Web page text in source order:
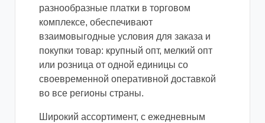
разнообразные платки в торговом
комплексе, обеспечивают
взаимовыгодные условия для заказа и
покупки товар: крупный опт, мелкий опт
или розница от одной единицы со
своевременной оперативной доставкой
во все регионы страны.
Широкий ассортимент, с ежедневным